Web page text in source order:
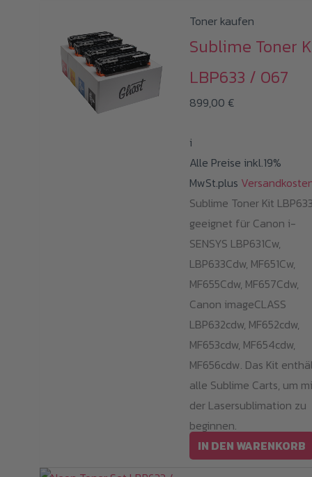
Toner kaufen
Sublime Toner
LBP633 / 067
899,00 €
i
Alle Preise inkl.19%
MwSt.plus
Sublime Toner Kit
geeignet für Canon i-
SENSYS LBP631Cw,
LBP633Cdw, MF651Cw,
MF655Cdw, MF657Cdw,
Canon imageCLASS
LBP632cdw, MF652cdw,
MF653cdw, MF654cdw,
MF656cdw. Das Kit
alle Sublime Carts, um
der Lasersublimation zu
beginnen.
IN DEN WARENKORB